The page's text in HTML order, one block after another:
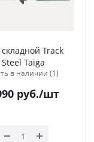
Track
Steel Taiga
в наличии (1)
руб./шт